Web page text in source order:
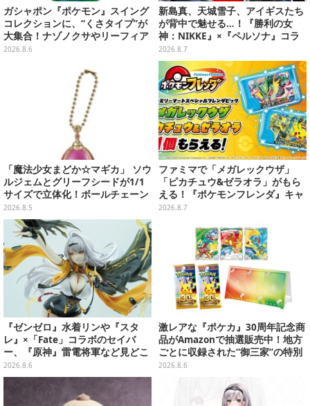
ガシャポン『ポケモン』スイング
コレクションに、“くさタイプ”が
大集合！ナゾノクサやリーフィア
など全5種が仲間入り
2026.8.6
新島真、天城雪子、アイギスたち
が背中で魅せる…！『勝利の女
神：NIKKE』×『ペルソナ』コラ
ボキャラ＆KV解禁
2026.8.7
「魔法少女まどか☆マギカ」 ソウ
ルジェムとグリーフシードが1/1
サイズで立体化！ボールチェーン
を外せばフィギュアとして飾れる
ガシャポン全6種
2026.8.5
ファミマで「メガレックウザ」
「ピカチュウ&ゼラオラ」がもら
える！『ポケモンフレンダ』キャ
ンペーンが8月11日開始
2026.8.7
『ゼンゼロ』水着リンや『スタ
レ』×「Fate」コラボのセイバ
ー、『原神』雷電将軍など見どこ
ろ満載！「ワンフェス」に出展の
「HoYoverse」関連フィギュアを
2026.8.6
激レアな『ポケカ』30周年記念商
品がAmazonで抽選販売中！地方
ごとに収録された“御三家”の特別
カード
2026.8.6